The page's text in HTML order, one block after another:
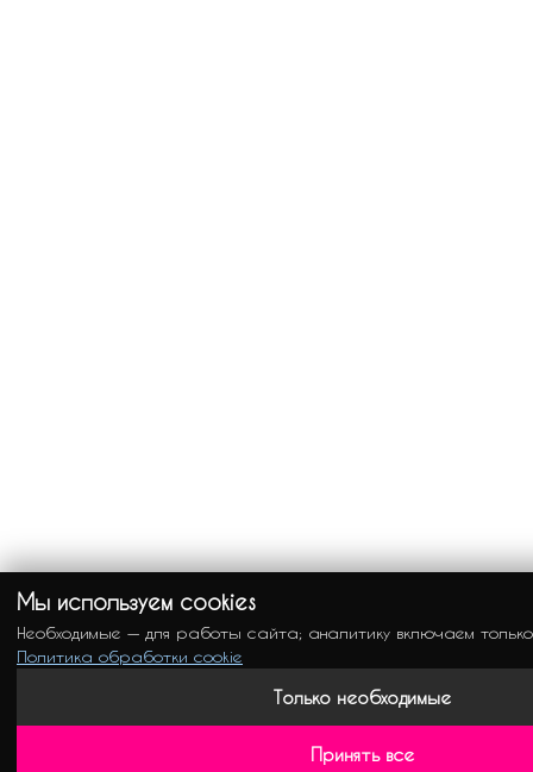
Мы используем cookies
Необходимые — для работы сайта; аналитику включаем
Политика обработки cookie
Только необходимые
Принять все